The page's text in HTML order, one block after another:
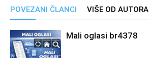
POVEZANI ČLANCI VIŠE OD AUTORA
Mali oglasi br4378